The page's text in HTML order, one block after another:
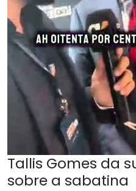
Tallis Gomes da
sobre a sabatina